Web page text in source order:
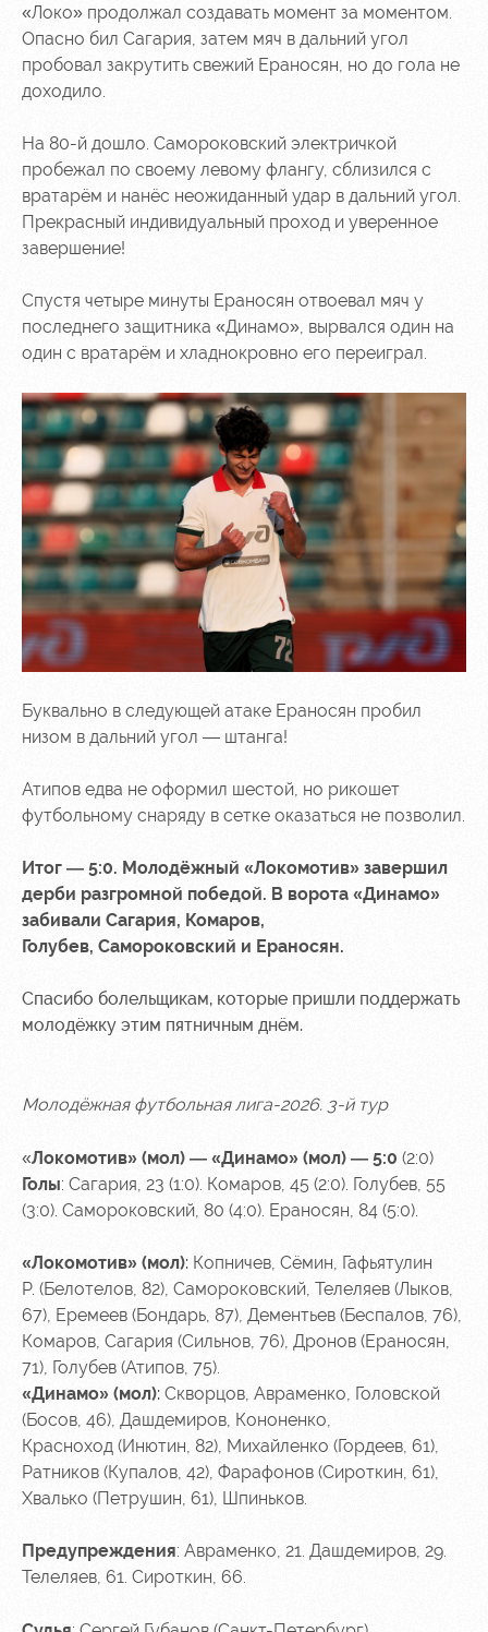
«Локо» продолжал создавать момент за моментом.
Опасно бил Сагария, затем мяч в дальний угол
пробовал закрутить свежий Ераносян, но до гола не
доходило.
На 80-й дошло. Самороковский электричкой
пробежал по своему левому флангу, сблизился с
вратарём и нанёс неожиданный удар в дальний угол.
Прекрасный индивидуальный проход и уверенное
завершение!
Спустя четыре минуты Ераносян отвоевал мяч у
последнего защитника «Динамо», вырвался один на
один с вратарём и хладнокровно его переиграл.
Буквально в следующей атаке Ераносян пробил
низом в дальний угол — штанга!
Атипов едва не оформил шестой, но рикошет
футбольному снаряду в сетке оказаться не позволил.
Итог — 5:0. Молодёжный «Локомотив» завершил
дерби разгромной победой. В ворота «Динамо»
забивали Сагария, Комаров,
Голубев, Самороковский и Ераносян.
Спасибо болельщикам, которые пришли поддержать
молодёжку этим пятничным днём.
Молодёжная футбольная лига-2026. 3-й тур
«Локомотив» (мол) — «Динамо» (мол) — 5:0 (2:0)
Голы: Сагария, 23 (1:0). Комаров, 45 (2:0). Голубев, 55
(3:0). Самороковский, 80 (4:0). Ераносян, 84 (5:0).
«Локомотив» (мол): Копничев, Сёмин, Гафьятулин
Р. (Белотелов, 82), Самороковский, Телеляев (Лыков,
67), Еремеев (Бондарь, 87), Дементьев (Беспалов, 76),
Комаров, Сагария (Сильнов, 76), Дронов (Ераносян,
71), Голубев (Атипов, 75).
«Динамо» (мол): Скворцов, Авраменко, Головской
(Босов, 46), Дашдемиров, Кононенко,
Красноход (Инютин, 82), Михайленко (Гордеев, 61),
Ратников (Купалов, 42), Фарафонов (Сироткин, 61),
Хвалько (Петрушин, 61), Шпиньков.
Предупреждения: Авраменко, 21. Дашдемиров, 29.
Телеляев, 61. Сироткин, 66.